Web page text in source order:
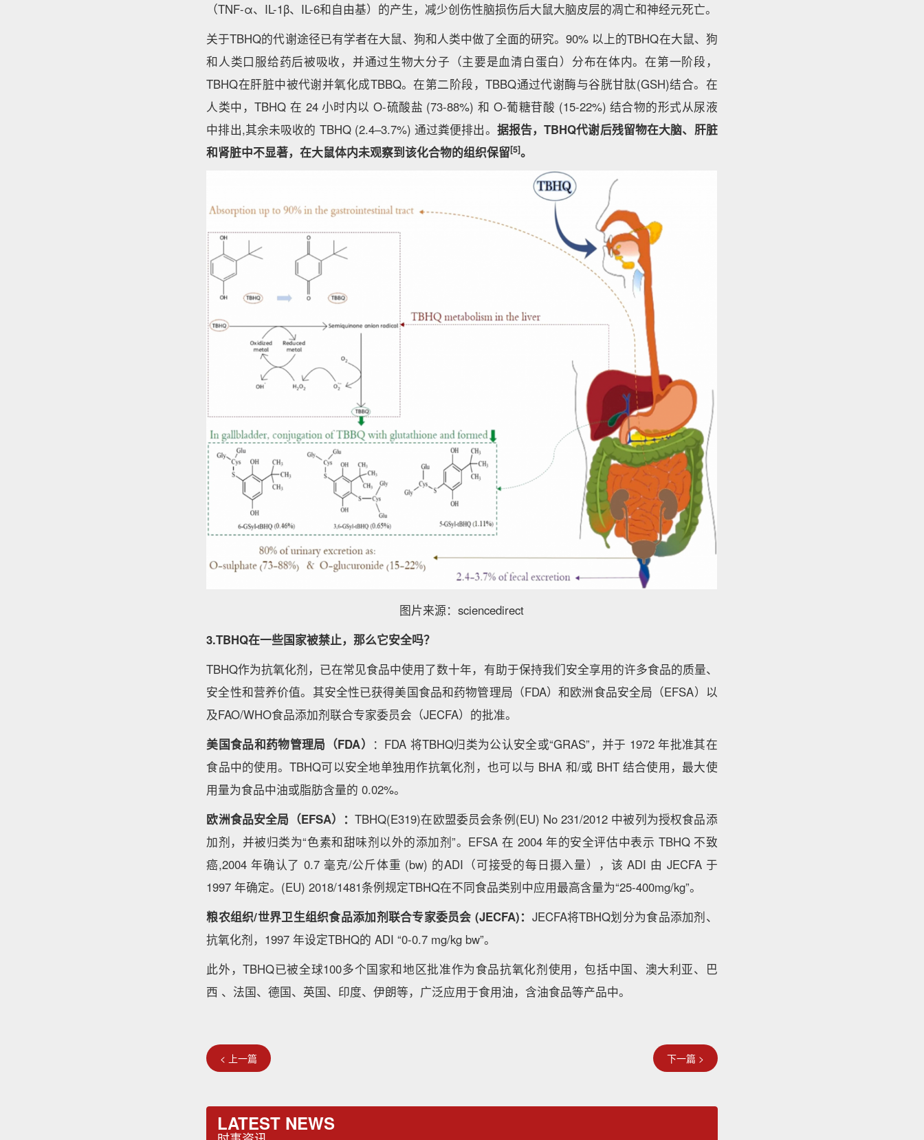
（TNF-α、IL-1β、IL-6和自由基）的产生，减少创伤性脑损伤后大鼠大脑皮层的凋亡和神经元死亡。
关于TBHQ的代谢途径已有学者在大鼠、狗和人类中做了全面的研究。90% 以上的TBHQ在大鼠、狗
和人类口服给药后被吸收，并通过生物大分子（主要是血清白蛋白）分布在体内。在第一阶段，
TBHQ在肝脏中被代谢并氧化成TBBQ。在第二阶段，TBBQ通过代谢酶与谷胱甘肽(GSH)结合。在
人类中，TBHQ 在 24 小时内以 O-硫酸盐 (73-88%) 和 O-葡糖苷酸 (15-22%) 结合物的形式从尿液
中排出,其余未吸收的 TBHQ (2.4–3.7%) 通过粪便排出。 据报告，TBHQ代谢后残留物在大脑、肝脏
和肾脏中不显著，在大鼠体内未观察到该化合物的组织保留[5]。
图片来源：sciencedirect
3.TBHQ在一些国家被禁止，那么它安全吗？
TBHQ作为抗氧化剂，已在常见食品中使用了数十年，有助于保持我们安全享用的许多食品的质量、
安全性和营养价值。其安全性已获得美国食品和药物管理局（FDA）和欧洲食品安全局（EFSA）以
及FAO/WHO食品添加剂联合专家委员会（JECFA）的批准。
美国食品和药物管理局（FDA） ：FDA 将TBHQ归类为公认安全或“GRAS”，并于 1972 年批准其在
食品中的使用。TBHQ可以安全地单独用作抗氧化剂，也可以与 BHA 和/或 BHT 结合使用，最大使
用量为食品中油或脂肪含量的 0.02%。
欧洲食品安全局 （EFSA）：TBHQ(E319)在欧盟委员会条例(EU) No 231/2012 中被列为授权食品添
加剂，并被归类为“色素和甜味剂以外的添加剂”。EFSA 在 2004 年的安全评估中表示 TBHQ 不致
癌,2004 年确认了 0.7 毫克/公斤体重 (bw) 的ADI（可接受的每日摄入量），该 ADI 由 JECFA 于
1997 年确定。(EU) 2018/1481条例规定TBHQ在不同食品类别中应用最高含量为“25-400mg/kg”。
粮农组织/世界卫生组织食品添加剂联合专家委员会 (JECFA)： JECFA将TBHQ划分为食品添加剂、
抗氧化剂，1997 年设定TBHQ的 ADI “0-0.7 mg/kg bw”。
此外，TBHQ已被全球100多个国家和地区批准作为食品抗氧化剂使用，包括中国、澳大利亚、巴
西 、法国、德国、英国、印度、伊朗等，广泛应用于食用油，含油食品等产品中。
< 上一篇 下一篇 >
LATEST NEWS